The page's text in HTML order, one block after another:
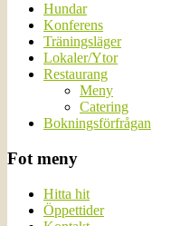
Hundar
Konferens
Träningsläger
Lokaler/Ytor
Restaurang
Meny
Catering
Bokningsförfrågan
Fot meny
Hitta hit
Öppettider